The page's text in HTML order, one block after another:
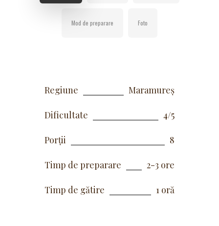
Mod de preparare Foto
Regiune Maramureș
Dificultate 4/5
Porții 8
Timp de preparare 2-3 ore
Timp de gătire 1 oră